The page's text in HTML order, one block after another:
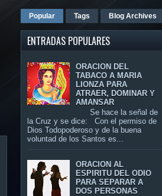
Popular Tags Blog Archives
ENTRADAS POPULARES
ORACION DEL
TABACO A MARIA
LIONZA PARA
ATRAER, DOMINAR Y
AMANSAR
Se hace la señal de
la Cruz y se dice: Con el permiso de
Dios Todopoderoso y de la buena
voluntad de los Santos es...
ORACION AL
ESPIRITU DEL ODIO
PARA SEPARAR A
DOS PERSONAS